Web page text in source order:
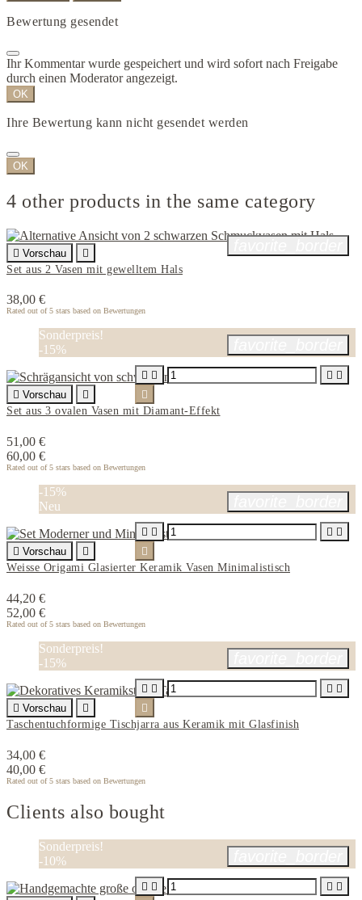
Bewertung gesendet
Ihr Kommentar wurde gespeichert und wird sofort nach Freigabe
durch einen Moderator angezeigt.
OK
Ihre Bewertung kann nicht gesendet werden
OK
4 other products in the same category
 Vorschau

Set aus 2 Vasen mit gewelltem Hals
38,00 €
Rated out of 5 stars based on Bewertungen
Sonderpreis!
-15%
 Vorschau

Set aus 3 ovalen Vasen mit Diamant-Effekt
51,00 €
60,00 €
Rated out of 5 stars based on Bewertungen
   

-15%
Neu
 Vorschau

Weisse Origami Glasierter Keramik Vasen Minimalistisch
44,20 €
52,00 €
Rated out of 5 stars based on Bewertungen
   

Sonderpreis!
-15%
 Vorschau

Taschentuchformige Tischjarra aus Keramik mit Glasfinish
34,00 €
40,00 €
Rated out of 5 stars based on Bewertungen
   

Clients also bought
Sonderpreis!
-10%
   